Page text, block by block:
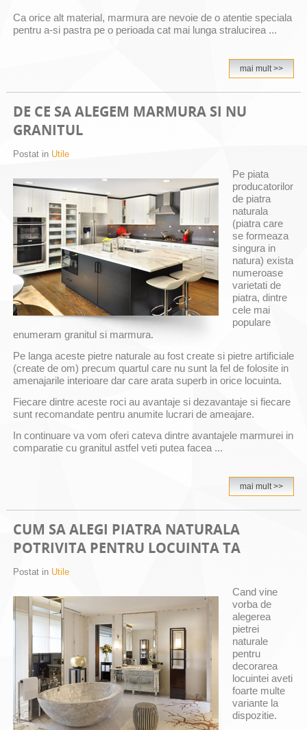
Ca orice alt material, marmura are nevoie de o atentie speciala
pentru a-si pastra pe o perioada cat mai lunga stralucirea ...
mai mult >>
DE CE SA ALEGEM MARMURA SI NU
GRANITUL
Postat in Utile
Pe piata
producatorilor
de piatra
naturala
(piatra care
se formeaza
singura in
natura) exista
numeroase
varietati de
piatra, dintre
cele mai
populare
enumeram granitul si marmura.
Pe langa aceste pietre naturale au fost create si pietre artificiale
(create de om) precum quartul care nu sunt la fel de folosite in
amenajarile interioare dar care arata superb in orice locuinta.
Fiecare dintre aceste roci au avantaje si dezavantaje si fiecare
sunt recomandate pentru anumite lucrari de ameajare.
In continuare va vom oferi cateva dintre avantajele marmurei in
comparatie cu granitul astfel veti putea facea ...
mai mult >>
CUM SA ALEGI PIATRA NATURALA
POTRIVITA PENTRU LOCUINTA TA
Postat in Utile
Cand vine
vorba de
alegerea
pietrei
naturale
pentru
decorarea
locuintei aveti
foarte multe
variante la
dispozitie.